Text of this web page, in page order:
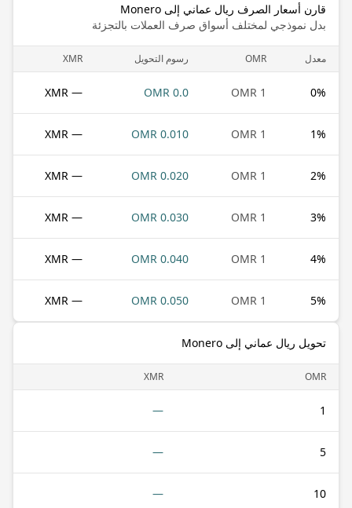
قارن أسعار الصرف ريال عماني إلى Monero
بدل نموذجي لمختلف أسواق صرف العملات بالتجزئة
معدل OMR رسوم التحويل XMR
0%
1 OMR
0.0 OMR
— XMR
1%
1 OMR
0.010 OMR
— XMR
2%
1 OMR
0.020 OMR
— XMR
3%
1 OMR
0.030 OMR
— XMR
4%
1 OMR
0.040 OMR
— XMR
5%
1 OMR
0.050 OMR
— XMR
تحويل ريال عماني إلى Monero
OMR
XMR
1
—
5
—
10
—